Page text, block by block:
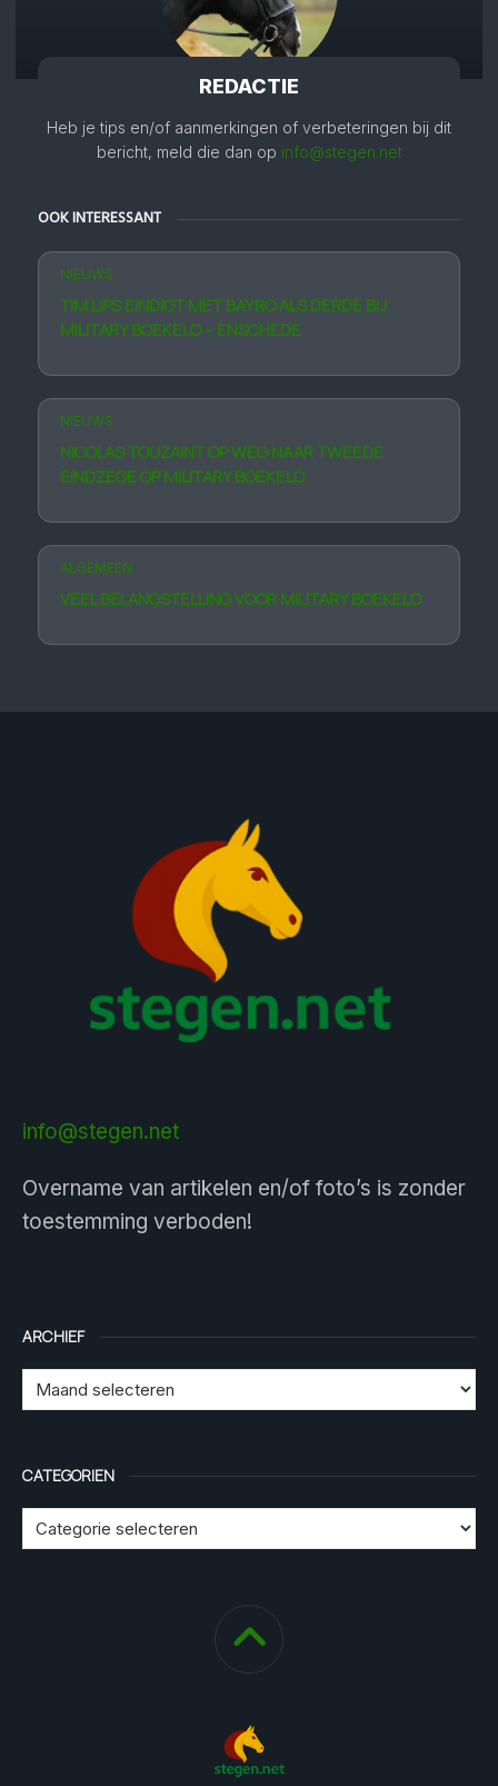
REDACTIE
Heb je tips en/of aanmerkingen of verbeteringen bij dit
bericht, meld die dan op info@stegen.net
OOK INTERESSANT
NIEUWS
TIM LIPS EINDIGT MET BAYRO ALS DERDE BIJ
MILITARY BOEKELO – ENSCHEDE
NIEUWS
NICOLAS TOUZAINT OP WEG NAAR TWEEDE
EINDZEGE OP MILITARY BOEKELO
ALGEMEEN
VEEL BELANGSTELLING VOOR MILITARY BOEKELO
info@stegen.net
Overname van artikelen en/of foto’s is zonder
toestemming verboden!
ARCHIEF
CATEGORIEN